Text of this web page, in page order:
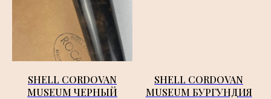
SHELL CORDOVAN
MUSEUM ЧЕРНЫЙ
SHELL CORDOVAN
MUSEUM БУРГУНДИЯ